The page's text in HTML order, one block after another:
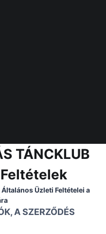
TÁNCKLUB
Üzleti Feltételei a
A SZERZŐDÉS